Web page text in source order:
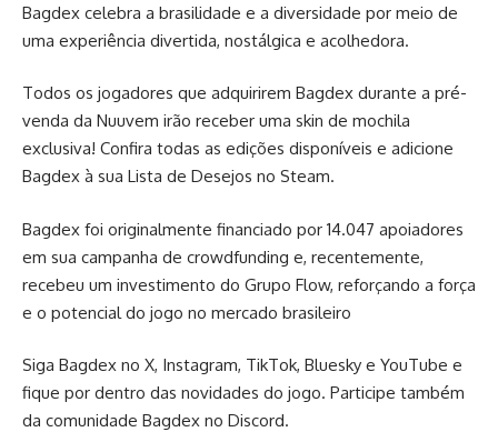
Bagdex celebra a brasilidade e a diversidade por meio de
uma experiência divertida, nostálgica e acolhedora.
Todos os jogadores que adquirirem Bagdex durante a pré-
venda da Nuuvem irão receber uma skin de mochila
exclusiva! Confira todas as edições disponíveis e adicione
Bagdex à sua Lista de Desejos no Steam.
Bagdex foi originalmente financiado por 14.047 apoiadores
em sua campanha de crowdfunding e, recentemente,
recebeu um investimento do Grupo Flow, reforçando a força
e o potencial do jogo no mercado brasileiro
Siga Bagdex no X, Instagram, TikTok, Bluesky e YouTube e
fique por dentro das novidades do jogo. Participe também
da comunidade Bagdex no Discord.